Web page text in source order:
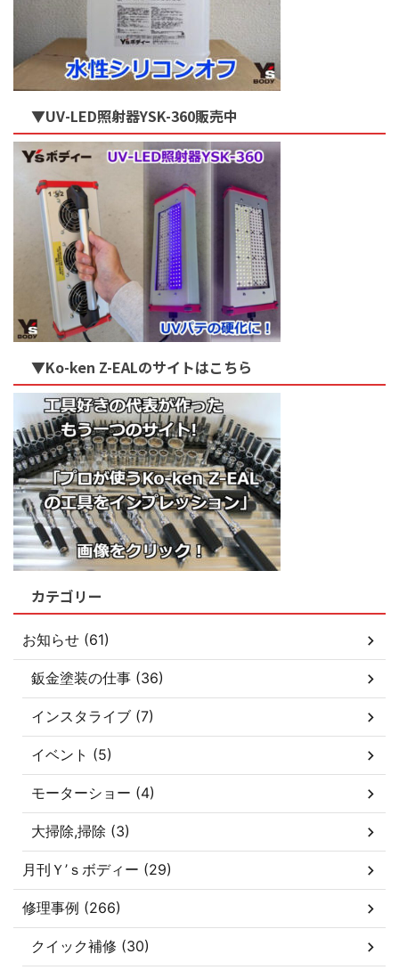
▼UV-LED照射器YSK-360販売中
▼Ko-ken Z-EALのサイトはこちら
カテゴリー
お知らせ (61)
鈑金塗装の仕事 (36)
インスタライブ (7)
イベント (5)
モーターショー (4)
大掃除,掃除 (3)
月刊Ｙ’ｓボディー (29)
修理事例 (266)
クイック補修 (30)